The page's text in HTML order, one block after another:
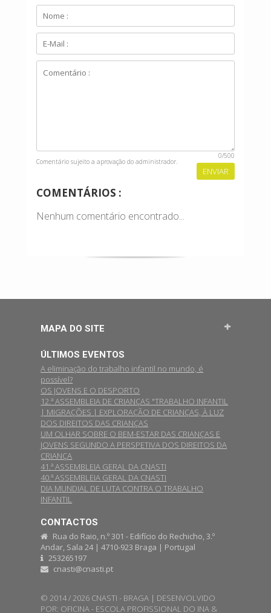
0/500
Comentário sujeito a aprovação do administrador.
COMENTÁRIOS :
Nenhum comentário encontrado...
MAPA DO SITE
ÚLTIMOS EVENTOS
A eliminação do trabalho infantil no mundo, é
possível?
OS JOVENS E O DESPORTO
12.ª ASSEMBLEIA DE CRIANÇAS "TRABALHO INFANTIL
| MIGRAÇÕES | EXPLORAÇÃO DE CRIANÇAS, À LUZ
DOS DIREITOS DAS CRIANÇAS
UM OLHAR SOBRE O BEM-ESTAR DAS CRIANÇAS E
JOVENS SEGUNDO A PERSPETIVA DOS DIREITOS DA
CRIANÇA
41.ª ASSEMBLEIA GERAL DA CNASTI
40.ª ASSEMBLEIA GERAL DA CNASTI
DIA MUNDIAL DE LUTA CONTRA O TRABALHO
INFANTIL
CONTACTOS
Rua do Raio, n.º 301 - Edifício do Rechicho, 3.º
Andar, Sala 24 | 4710-923 Braga | Portugal
253265197
cnasti@cnasti.pt
© 2014 / 2026 CNASTI - BRAGA | DESENVOLVIDO
POR: OFICINA - ESCOLA PROFISSIONAL DO INA &